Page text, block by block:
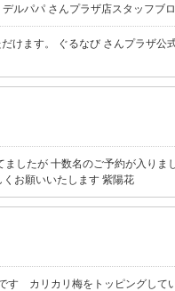
デルパパ さんプラザ店スタッフブ
けます。 ぐるなび さんプラザ
したが 十数名のご予約が入り
お願いいたします 紫陽花
カリカリ梅をトッピングして